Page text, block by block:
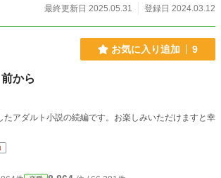
ルマッサージ店の店長。 以前のお店ではセラピストとし
など、やや軽い言動もあるが、優しく頼りになる人柄と
見せるお茶目な仕草が、男女問わずスタッフの間でも人
しているパートナーはいない様子。そのせいか大人の
のたまごの端っこだったが、現在は注文で席に届くシ
ラ
子書籍にて配信中。 『ウチの頼れる店長さん!?～喘ぎ
最終更新日 2025.05.31
登録日 2024.03.12
お気に入り追加 9
から
たアダルト小説の続編です。お楽しみいただけますと幸